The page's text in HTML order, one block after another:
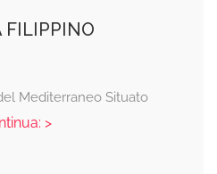
FILIPPINO
Mediterraneo Situato
>